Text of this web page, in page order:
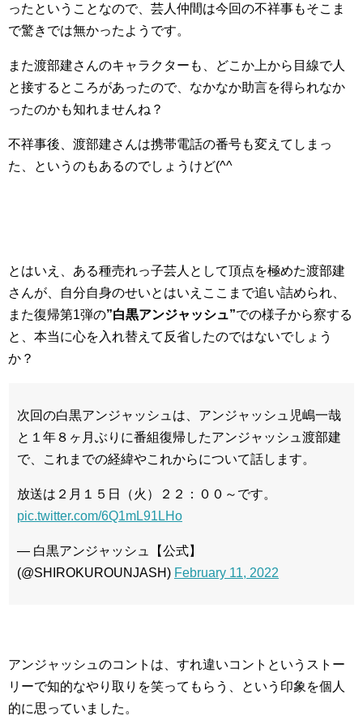
ったということなので、芸人仲間は今回の不祥事もそこま
で驚きでは無かったようです。
また渡部建さんのキャラクターも、どこか上から目線で人
と接するところがあったので、なかなか助言を得られなか
ったのかも知れませんね？
不祥事後、渡部建さんは携帯電話の番号も変えてしまっ
た、というのもあるのでしょうけど(^^ゞ
とはいえ、ある種売れっ子芸人として頂点を極めた渡部建
さんが、自分自身のせいとはいえここまで追い詰められ、
また復帰第1弾の”白黒アンジャッシュ”での様子から察する
と、本当に心を入れ替えて反省したのではないでしょう
か？
次回の白黒アンジャッシュは、アンジャッシュ児嶋一哉
と１年８ヶ月ぶりに番組復帰したアンジャッシュ渡部建
で、これまでの経緯やこれからについて話します。
放送は２月１５日（火）２２：００～です。
pic.twitter.com/6Q1mL91LHo
— 白黒アンジャッシュ【公式】
(@SHIROKUROUNJASH) February 11, 2022
アンジャッシュのコントは、すれ違いコントというストー
リーで知的なやり取りを笑ってもらう、という印象を個人
的に思っていました。